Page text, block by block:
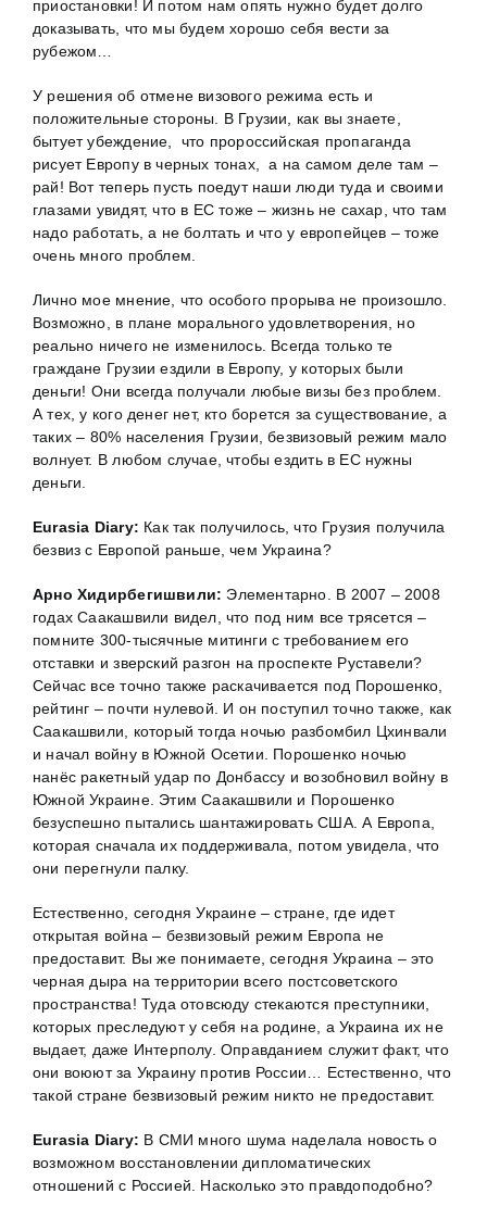
приостановки! И потом нам опять нужно будет долго
доказывать, что мы будем хорошо себя вести за
рубежом…
У решения об отмене визового режима есть и
положительные стороны. В Грузии, как вы знаете,
бытует убеждение, что пророссийская пропаганда
рисует Европу в черных тонах, а на самом деле там –
рай! Вот теперь пусть поедут наши люди туда и своими
глазами увидят, что в ЕС тоже – жизнь не сахар, что там
надо работать, а не болтать и что у европейцев – тоже
очень много проблем.
Лично мое мнение, что особого прорыва не произошло.
Возможно, в плане морального удовлетворения, но
реально ничего не изменилось. Всегда только те
граждане Грузии ездили в Европу, у которых были
деньги! Они всегда получали любые визы без проблем.
А тех, у кого денег нет, кто борется за существование, а
таких – 80% населения Грузии, безвизовый режим мало
волнует. В любом случае, чтобы ездить в ЕС нужны
деньги.
Eurasia Diary: Как так получилось, что Грузия получила
безвиз с Европой раньше, чем Украина?
Арно Хидирбегишвили: Элементарно. В 2007 – 2008
годах Саакашвили видел, что под ним все трясется –
помните 300-тысячные митинги с требованием его
отставки и зверский разгон на проспекте Руставели?
Сейчас все точно также раскачивается под Порошенко,
рейтинг – почти нулевой. И он поступил точно также, как
Саакашвили, который тогда ночью разбомбил Цхинвали
и начал войну в Южной Осетии. Порошенко ночью
нанёс ракетный удар по Донбассу и возобновил войну в
Южной Украине. Этим Саакашвили и Порошенко
безуспешно пытались шантажировать США. А Европа,
которая сначала их поддерживала, потом увидела, что
они перегнули палку.
Естественно, сегодня Украине – стране, где идет
открытая война – безвизовый режим Европа не
предоставит. Вы же понимаете, сегодня Украина – это
черная дыра на территории всего постсоветского
пространства! Туда отовсюду стекаются преступники,
которых преследуют у себя на родине, а Украина их не
выдает, даже Интерполу. Оправданием служит факт, что
они воюют за Украину против России… Естественно, что
такой стране безвизовый режим никто не предоставит.
Eurasia Diary: В СМИ много шума наделала новость о
возможном восстановлении дипломатических
отношений с Россией. Насколько это правдоподобно?